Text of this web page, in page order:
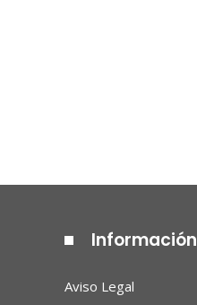
Información
Aviso Legal